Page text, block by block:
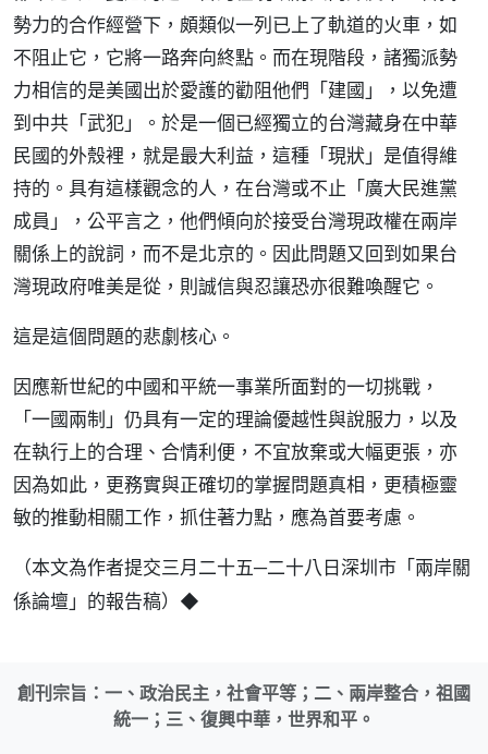
勢力的合作經營下，頗類似一列已上了軌道的火車，如
不阻止它，它將一路奔向終點。而在現階段，諸獨派勢
力相信的是美國出於愛護的勸阻他們「建國」，以免遭
到中共「武犯」。於是一個已經獨立的台灣藏身在中華
民國的外殼裡，就是最大利益，這種「現狀」是值得維
持的。具有這樣觀念的人，在台灣或不止「廣大民進黨
成員」，公平言之，他們傾向於接受台灣現政權在兩岸
關係上的說詞，而不是北京的。因此問題又回到如果台
灣現政府唯美是從，則誠信與忍讓恐亦很難喚醒它。
這是這個問題的悲劇核心。
因應新世紀的中國和平統一事業所面對的一切挑戰，
「一國兩制」仍具有一定的理論優越性與說服力，以及
在執行上的合理、合情利便，不宜放棄或大幅更張，亦
因為如此，更務實與正確切的掌握問題真相，更積極靈
敏的推動相關工作，抓住著力點，應為首要考慮。
（本文為作者提交三月二十五─二十八日深圳市「兩岸關
係論壇」的報告稿） ◆
創刊宗旨：一、政治民主，社會平等；二、兩岸整合，祖國
統一；三、復興中華，世界和平。